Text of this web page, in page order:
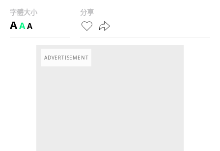
字體大小
AAA
分享
ADVERTISEMENT